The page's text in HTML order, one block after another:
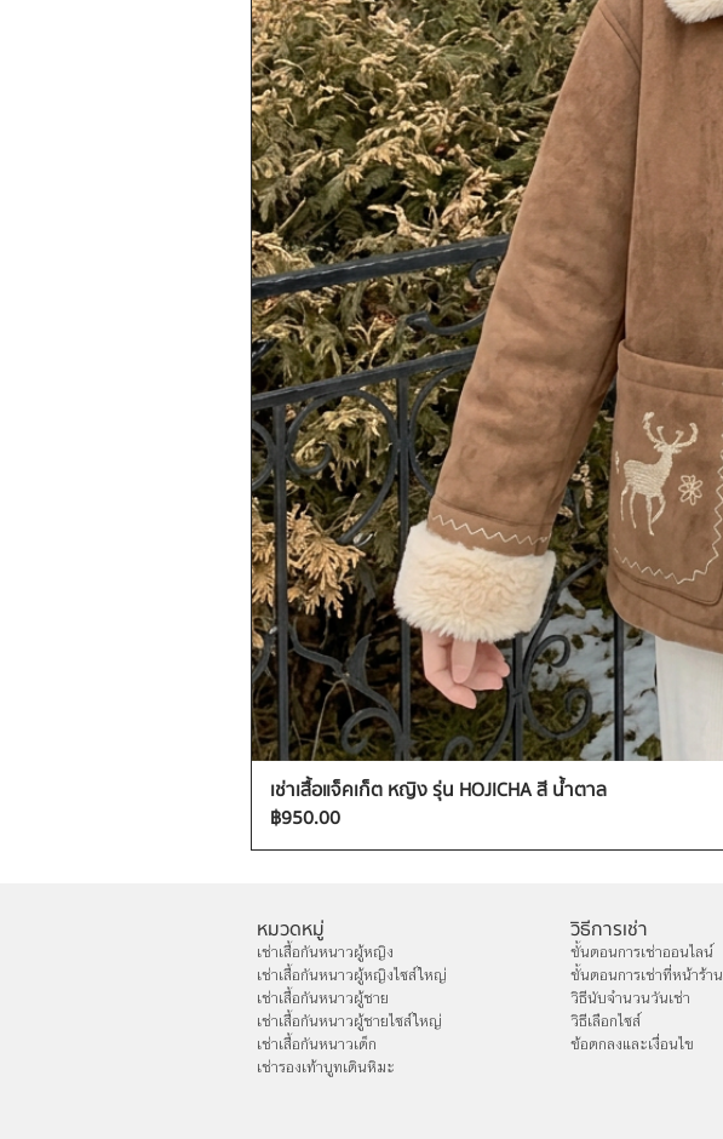
เช่าเสื้อแจ็คเก็ต หญิง รุ่น HOJICHA สี น้ำตาล
ราคา
฿950.00
หมวดหมู่
เช่าเสื้อกันหนาวผู้หญิง
เช่าเสื้อกันหนาวผู้หญิงไซส์ใหญ่
เช่าเสื้อกันหนาวผู้ชาย
เช่าเสื้อกันหนาวผู้ชายไซส์ใหญ่
เช่าเสื้อกันหนาวเด็ก
เช่ารองเท้าบูทเดินหิมะ
วิธีการเช่า
ขั้นตอนการเช่าออนไลน์
ขั้นตอนการเช่าที่หน้าร้าน
วิธีนับจำนวนวันเช่า
วิธีเลือกไซส์
ข้อตกลงและเงื่อนไข